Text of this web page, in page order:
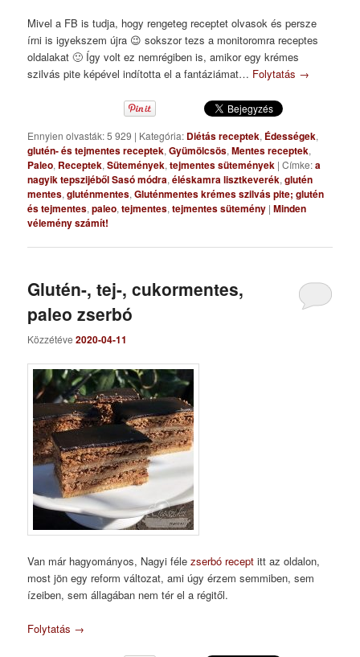
Mivel a FB is tudja, hogy rengeteg receptet olvasok és persze
írni is igyekszem újra 😉 sokszor tezs a monitoromra receptes
oldalakat 🙂 Így volt ez nemrégiben is, amikor egy krémes
szilvás pite képével indította el a fantáziámat… Folytatás →
Ennyien olvasták: 5 929 | Kategória: Diétás receptek, Édességek,
glutén- és tejmentes receptek,Gyümölcsös,Mentes receptek,
Paleo, Receptek,Sütemények,tejmentes sütemények |Címke:a
nagyik tepszijéből Sasó módra,éléskamra lisztkeverék,glutén
mentes,gluténmentes,Gluténmentes krémes szilvás pite; glutén
és tejmentes,paleo,tejmentes,tejmentes sütemény |Minden
vélemény számít!
Glutén-, tej-, cukormentes,
paleo zserbó
Közzétéve2020-04-11
Van már hagyományos, Nagyi félezserbó recept itt az oldalon,
most jön egy reform változat, ami úgy érzem semmiben, sem
ízeiben, sem állagában nem tér el a régitől.
Folytatás →